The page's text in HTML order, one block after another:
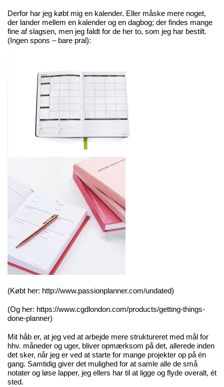
Derfor har jeg købt mig en kalender. Eller måske mere noget,
der lander mellem en kalender og en dagbog; der findes mange
fine af slagsen, men jeg faldt for de her to, som jeg har bestilt.
(Ingen spons – bare pral):
(Købt her: http://www.passionplanner.com/undated)
(Og her: https://www.cgdlondon.com/products/getting-things-
done-planner)
Mit håb er, at jeg ved at arbejde mere struktureret med mål for
hhv. måneder og uger, bliver opmærksom på det, allerede inden
det sker, når jeg er ved at starte for mange projekter op på én
gang. Samtidig giver det mulighed for at samle alle de små
notater og løse lapper, jeg ellers har til at ligge og flyde overalt, ét
sted.